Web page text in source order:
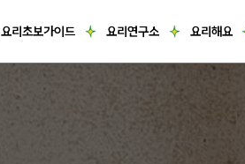
요리초보가이드 요리연구소 요리해요